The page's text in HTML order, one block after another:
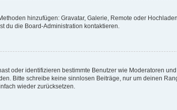
hinzufügen: Gravatar, Galerie, Remote oder
du die Board-Administration kontaktieren.
oder identifizieren bestimmte Benutzer wie Moderatoren
Bitte schreibe keine sinnlosen Beiträge, nur um deinen
wieder zurücksetzen.